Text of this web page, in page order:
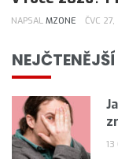
NAPSAL MZONE ČVC
NEJČTENĚJŠÍ
13